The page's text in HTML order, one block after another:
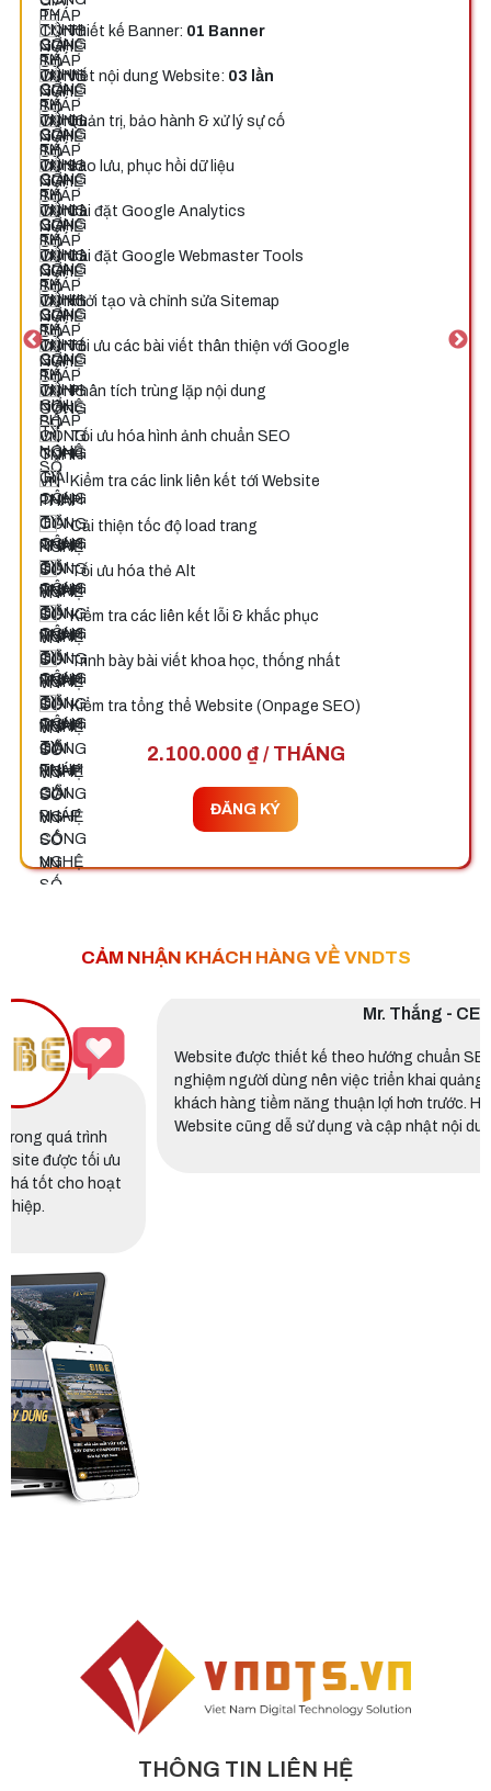
Thiết kế Banner: 01 Banner
Viết nội dung Website: 03 lần
Quản trị, bảo hành & xử lý sự cố
Sao lưu, phục hồi dữ liệu
Cài đặt Google Analytics
Cài đặt Google Webmaster Tools
Khởi tạo và chỉnh sửa Sitemap
Tối ưu các bài viết thân thiện với Google
Phân tích trùng lặp nội dung
Tối ưu hóa hình ảnh chuẩn SEO
Kiểm tra các link liên kết tới Website
Cải thiện tốc độ load trang
Tối ưu hóa thẻ Alt
Kiểm tra các liên kết lỗi & khắc phục
Trình bày bài viết khoa học, thống nhất
Kiểm tra tổng thể Website (Onpage SEO)
2.100.000 ₫ / THÁNG
ĐĂNG KÝ
CẢM NHẬN KHÁCH HÀNG VỀ VNDTS
Mr. Thắng - CEO Titans
Website được thiết kế theo hướng chuẩn SEO và tối ưu trải
nghiệm người dùng nên việc triển khai quảng cáo và tiếp cận
khách hàng tiềm năng thuận lợi hơn trước. Hệ thống quản trị
THÔNG TIN LIÊN HỆ